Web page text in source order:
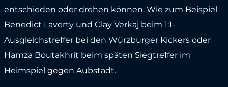
entschieden oder drehen können. Wie zum Beispiel
Benedict Laverty und Clay Verkaj beim 1:1-
Ausgleichstreffer bei den Würzburger Kickers oder
Hamza Boutakhrit beim späten Siegtreffer im
Heimspiel gegen Aubstadt.